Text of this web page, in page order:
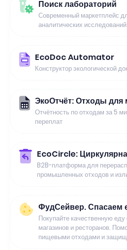
Поиск лабораторий
Современный маркетплейс
аналитических исследований
EcoDoc Automator
Конструктор экологической
ЭкоОтчёт: Отходы для
Отчётность по отходам за 5
переплат
EcoCircle:
B2B-платформа для
промышленных отходов и
ФудСейвер. Спасаем
Покупайте качественную
магазинов и ресторанов.
пищевыми отходами и